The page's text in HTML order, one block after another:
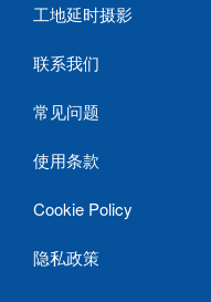
工地延时摄影
联系我们
常见问题
使用条款
Cookie Policy
隐私政策